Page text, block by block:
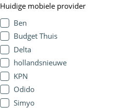
Huidige mobiele provider
Ben
Budget Thuis
Delta
hollandsnieuwe
KPN
Odido
Simyo